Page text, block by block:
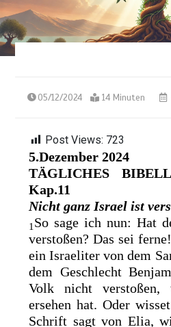
05/12/2024 14 Minuten
Post Views: 723
5.Dezember 2024
TÄGLICHES
Kap.11
Nicht ganz Israel ist
1 So sage ich nun: Hat
verstoßen? Das sei
ein Israeliter von dem
dem Geschlecht
Volk nicht verstoßen,
ersehen hat. Oder
Schrift sagt von Elia,